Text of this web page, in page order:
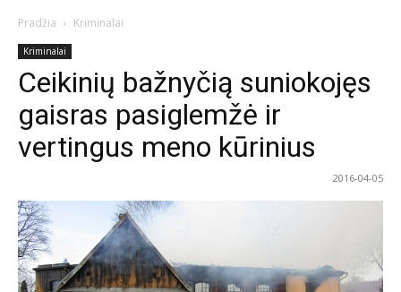
Pradžia Kriminalai
Kriminalai
Ceikinių bažnyčią suniokojęs
gaisras pasiglemžė ir
vertingus meno kūrinius
2016-04-05